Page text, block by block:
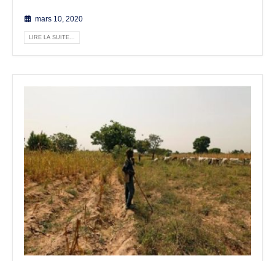
mars 10, 2020
LIRE LA SUITE...